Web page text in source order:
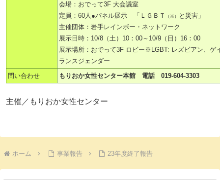
会場：おでって3F 大会議室
定員：60人●パネル展示 「ＬＧＢＴ
（※）
と災害」
主催団体：岩手レインボー・ネットワーク
展示日時：10/8（土）10：00～10/9（日）16：00
展示場所：おでって3F ロビー※LGBT: レズビアン、ゲ
ランスジェンダー
問い合わせ
もりおか女性センター本館 電話 019-604-3303
主催／もりおか女性センター
ホーム 事業報告 23年度終了報告